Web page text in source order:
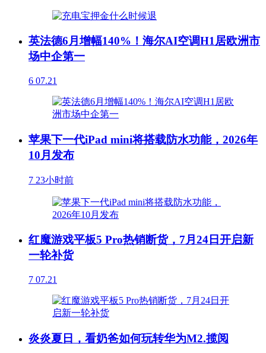
英法德6月增幅140%！海尔AI空调H1居欧洲市
场中企第一
6 07.21
苹果下一代iPad mini将搭载防水功能，2026年
10月发布
7 23小时前
红魔游戏平板5 Pro热销断货，7月24日开启新
一轮补货
7 07.21
炎炎夏日，看奶爸如何玩转华为M2.揽阅